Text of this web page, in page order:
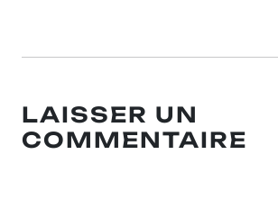
LAISSER UN
COMMENTAIRE